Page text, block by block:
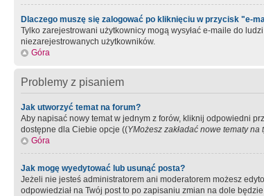
Dlaczego muszę się zalogować po kliknięciu w przycisk "e-
Tylko zarejestrowani użytkownicy mogą wysyłać e-maile do
niezarejestrowanych użytkowników.
Góra
Problemy z pisaniem
Jak utworzyć temat na forum?
Aby napisać nowy temat w jednym z forów, kliknij odpowiedni
dostępne dla Ciebie opcje ((YMożesz zakładać nowe tematy
Góra
Jak mogę wyedytować lub usunąć posta?
Jeżeli nie jesteś administratorem ani moderatorem możesz
odpowiedział na Twój post to po zapisaniu zmian na dole